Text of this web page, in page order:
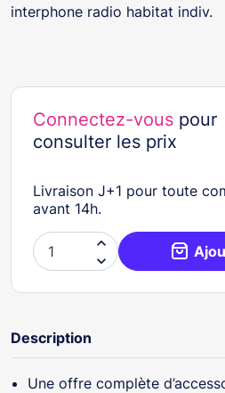
interphone radio habitat indiv.
Connectez-vous pour
consulter les prix
Livraison J+1 pour toute
avant 14h.


Description
Une offre complète